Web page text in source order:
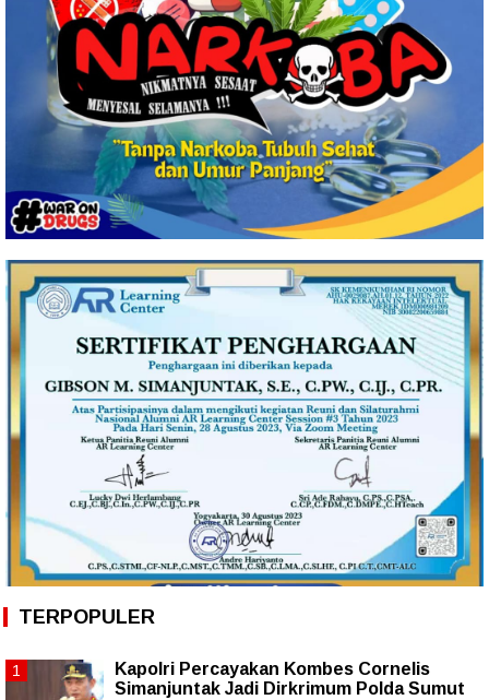
TERPOPULER
Kapolri Percayakan Kombes Cornelis
Simanjuntak Jadi Dirkrimum Polda Sumut